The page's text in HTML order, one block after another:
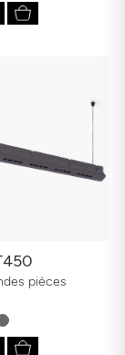
pièces